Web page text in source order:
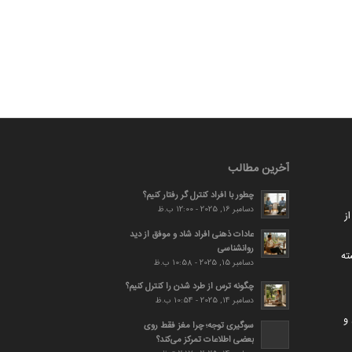
و
آخرین مطالب
چطور با افراد کنترل گر رفتار کنیم؟
دسامبر 16, 2025 - 12:00 ب.ظ
عادات ذهنی افراد شاد و موفق از دید
روانشناسی
دسامبر 15, 2025 - 10:58 ب.ظ
چگونه ترس از طرد شدن را کنترل کنیم؟
دسامبر 14, 2025 - 10:54 ب.ظ
سوگیری توجه؛ چرا مغز فقط روی
بعضی اطلاعات تمرکز می‌کند؟